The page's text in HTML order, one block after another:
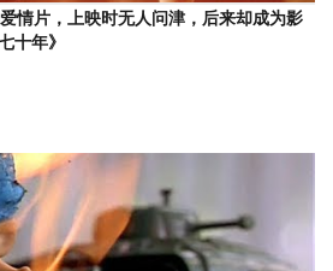
情片，上映时无人问津，后来却成为影
十年》